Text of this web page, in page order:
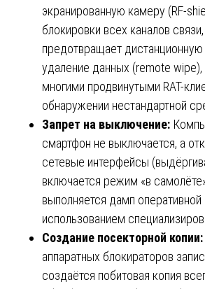
экранированную камеру
блокировки всех каналов
предотвращает
удаление данных (remote
многими продвинутыми RAT-
обнаружении нестандартной
Запрет на выключение:
смартфон не выключается, а
сетевые интерфейсы
включается режим «в
выполняется дамп оперативной
использованием
Создание посекторной копии:
аппаратных блокираторов
создаётся побитовая копия